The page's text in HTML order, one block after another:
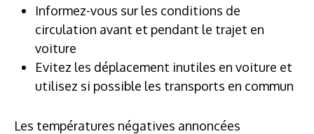
Informez-vous sur les conditions de
circulation avant et pendant le trajet en
voiture
Evitez les déplacement inutiles en voiture et
utilisez si possible les transports en commun
Les températures négatives annoncées